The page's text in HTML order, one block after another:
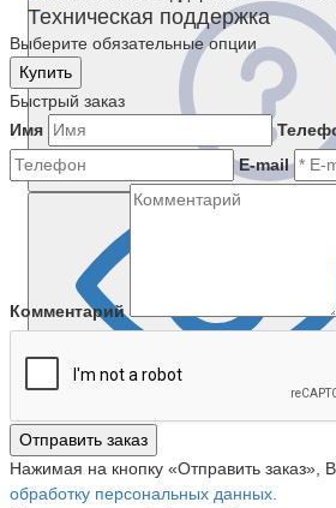
Техническая поддержка
Выберите обязательные опции
Купить
Быстрый заказ
Имя
E-mail
Комментарий
Отправить заказ
Нажимая на кнопку «Отправить заказ»,
обработку персональных данных.